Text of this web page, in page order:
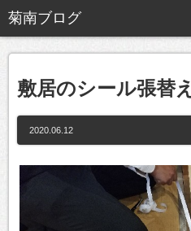
敷居のシール張替え
2020.06.12